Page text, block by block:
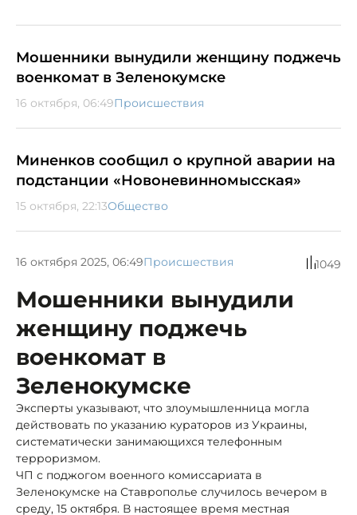
Мошенники вынудили женщину поджечь
военкомат в Зеленокумске
16 октября, 06:49Происшествия
Миненков сообщил о крупной аварии на
подстанции «Новоневинномысская»
15 октября, 22:13Общество
16 октября 2025, 06:49Происшествия 1049
Мошенники вынудили
женщину поджечь
военкомат в
Зеленокумске
Эксперты указывают, что злоумышленница могла
действовать по указанию кураторов из Украины,
систематически занимающихся телефонным
терроризмом.
ЧП с поджогом военного комиссариата в
Зеленокумске на Ставрополье случилось вечером в
среду, 15 октября. В настоящее время местная